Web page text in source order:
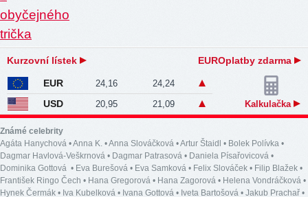
Kurzovní lístek EUROplatby zdarma
EUR 24,16 24,24
USD 20,95 21,09 Kalkulačka
Známé celebrity
Agáta Hanychová •Anna K. •Anna Slováčková •Artur Štaidl • Bolek Polívka •
Dagmar Havlová-Veškrnová • Dagmar Patrasová • Daniela Písařovicová •
Dominika Gottová • Eva Burešová • Eva Samková • Felix Slováček • Filip Blažek •
František Ringo Čech • Hana Gregorová • Hana Zagorová • Helena Vondráčková •
Hynek Čermák • Iva Kubelková • Ivana Gottová • Iveta Bartošová • Jakub Prachař •